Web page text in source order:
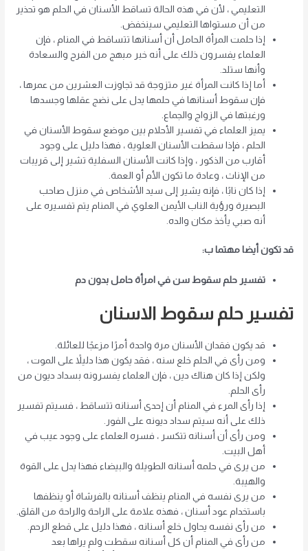
التعليمي ، لأن في هذه الحالة تساقط الأسنان في الحلم هو تحذير
من أن مستواها التعليمي سينخفض.
إذا حلمت المرأة الحامل أن أسنانها تتساقط في المنام ، فإن
العلماء يفسرون ذلك على أنه خبر مبهج من الفرح والسعادة
وأنها ستلد.
أما إذا كانت المرأة غير متزوجة قد تجاوزت العشرين من عمرها ،
فإن سقوط أسنانها في حلمها يدل على نضج عقلها وجسدها
ورغبتها في الزواج والجماع.
يميز العلماء في تفسير الأحلام بين موضع سقوط الأسنان في
الحلم ، فإذا سقطت الأسنان العلوية ، فهذا دليل على وجود
أقارب من الذكور ، وإذا كانت الأسنان السفلية تشير إلى قريبات
من الإناث ، وعادة ما تكون الأم أو العمة.
إذا كان نابًا ، فإنه يشير إلى سيد الأشخاص في منزل صاحب
البصيرة ورؤية الناب الأيمن العلوي في المنام يتم تفسيره على
أنه صبي يأخذ مكان والده.
قد تكون أيضا مهتما ب:
تفسير حلم سقوط سن في امرأة حامل بدون دم
تفسير حلم سقوط الاسنان
قد يكون فقدان الأسنان مرة واحدة أمرًا مزعجًا للعائلة.
ومن رأى في الحلم خلع سنه ، فقد يكون هذا دليلاً على الموت ،
ولكن إذا كان هناك دين ، فإن العلماء يفسرونه بسداد ديون من
رأى الحلم.
إذا رأى المرء في المنام أن إحدى أسنانه تتساقط ، فسيتم تفسير
ذلك على أنه سيتم سداد ديونه على الفور.
ومن رأى أن أسنانه تتكسر ، فسره العلماء على وجود عيب في
أهل البيت.
من يرى في حلمه أسنانه الطويلة والبيضاء فهذا يدل على القوة
والهيبة.
من يرى نفسه في المنام ينظف أسنانه بالفرشاة أو ينظفها
باستخدام عود أسنان ، فهذه علامة على الراحة والراحة من القلق.
من رأى نفسه يحاول خلع أسنانه ، فهذا دليل على قطع الرحم.
من رأى في المنام أن كل أسنانه سقطت ولم يراها بعد